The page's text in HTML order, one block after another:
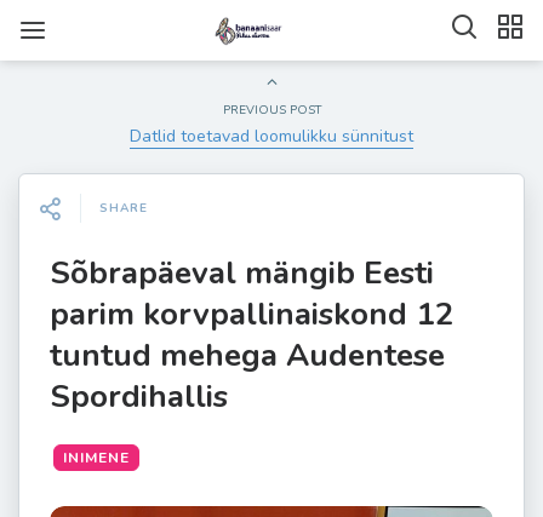
PREVIOUS POST
Datlid toetavad loomulikku sünnitust
SHARE
Sõbrapäeval mängib Eesti
parim korvpallinaiskond 12
tuntud mehega Audentese
Spordihallis
INIMENE